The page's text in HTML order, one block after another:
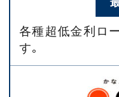
各種超低金利ロ
す｡